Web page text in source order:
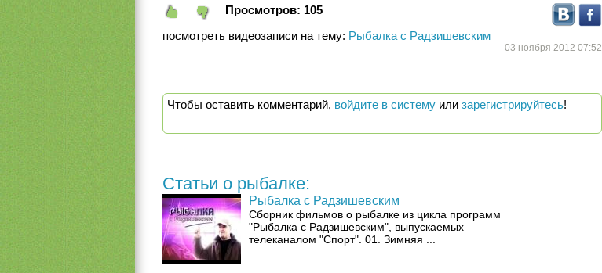
Просмотров: 105
посмотреть видеозаписи на тему: Рыбалка с Радзишевским
03 ноября 2012 07:52
Чтобы оставить комментарий, войдите в систему или зарегистрируйтесь!
Статьи о рыбалке:
Рыбалка с Радзишевским
Сборник фильмов о рыбалке из цикла программ
"Рыбалка с Радзишевским", выпускаемых
телеканалом "Спорт". 01. Зимняя ...